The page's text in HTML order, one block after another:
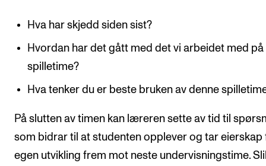
Hva har skjedd siden sist?
Hvordan har det gått med det vi arbeidet med på
spilletime?
Hva tenker du er beste bruken av denne
På slutten av timen kan læreren sette av tid til
som bidrar til at studenten opplever og tar eierskap
egen utvikling frem mot neste undervisningstime.